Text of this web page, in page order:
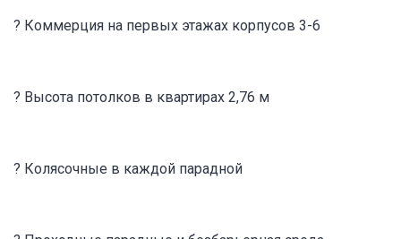
? Коммерция на первых этажах корпусов 3-6
? Высота потолков в квартирах 2,76 м
? Колясочные в каждой парадной